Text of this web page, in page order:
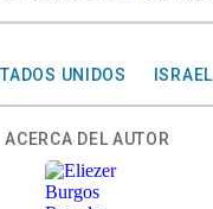
UNIDOS ISRAEL
ACERCA DEL AUTOR